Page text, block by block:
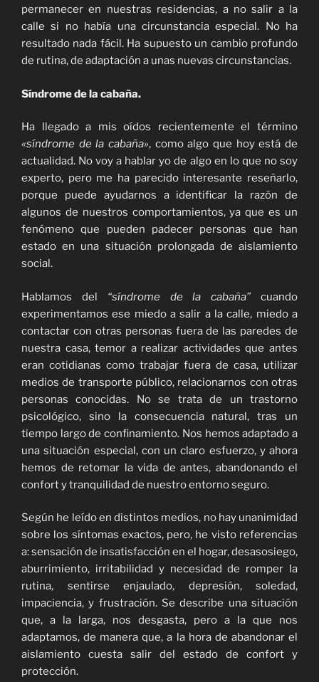
permanecer en nuestras residencias, a no salir a la
calle si no había una circunstancia especial. No ha
resultado nada fácil. Ha supuesto un cambio profundo
de rutina, de adaptación a unas nuevas circunstancias.
Síndrome de la cabaña.
Ha llegado a mis oídos recientemente el término
«síndrome de la cabaña», como algo que hoy está de
actualidad. No voy a hablar yo de algo en lo que no soy
experto, pero me ha parecido interesante reseñarlo,
porque puede ayudarnos a identificar la razón de
algunos de nuestros comportamientos, ya que es un
fenómeno que pueden padecer personas que han
estado en una situación prolongada de aislamiento
social.
Hablamos del “síndrome de la cabaña” cuando
experimentamos ese miedo a salir a la calle, miedo a
contactar con otras personas fuera de las paredes de
nuestra casa, temor a realizar actividades que antes
eran cotidianas como trabajar fuera de casa, utilizar
medios de transporte público, relacionarnos con otras
personas conocidas. No se trata de un trastorno
psicológico, sino la consecuencia natural, tras un
tiempo largo de confinamiento. Nos hemos adaptado a
una situación especial, con un claro esfuerzo, y ahora
hemos de retomar la vida de antes, abandonando el
confort y tranquilidad de nuestro entorno seguro.
Según he leído en distintos medios, no hay unanimidad
sobre los síntomas exactos, pero, he visto referencias
a: sensación de insatisfacción en el hogar, desasosiego,
aburrimiento, irritabilidad y necesidad de romper la
rutina, sentirse enjaulado, depresión, soledad,
impaciencia, y frustración. Se describe una situación
que, a la larga, nos desgasta, pero a la que nos
adaptamos, de manera que, a la hora de abandonar el
aislamiento cuesta salir del estado de confort y
protección.